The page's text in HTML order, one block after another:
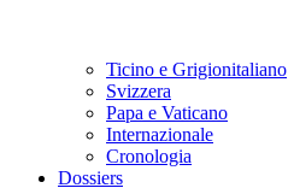
Ticino e Grigionitaliano
Svizzera
Papa e Vaticano
Internazionale
Cronologia
Dossiers